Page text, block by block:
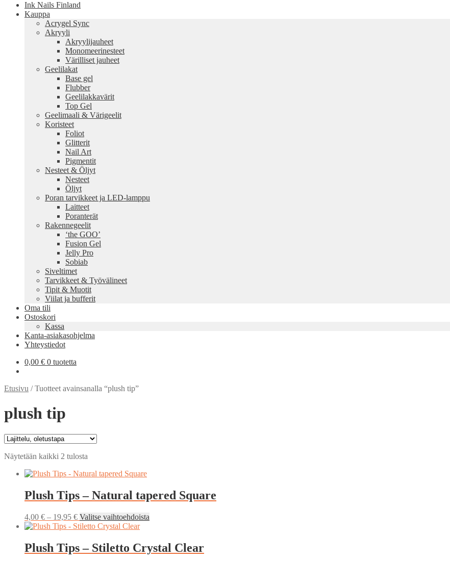
Ink Nails Finland
Kauppa
Acrygel Sync
Akryyli
Akryylijauheet
Monomeerinesteet
Värilliset jauheet
Geelilakat
Base gel
Flubber
Geelilakkavärit
Top Gel
Geelimaali & Värigeelit
Koristeet
Foliot
Glitterit
Nail Art
Pigmentit
Nesteet & Öljyt
Nesteet
Öljyt
Poran tarvikkeet ja LED-lamppu
Laitteet
Poranterät
Rakennegeelit
‘the GOO’
Fusion Gel
Jelly Pro
Sobiab
Siveltimet
Tarvikkeet & Työvälineet
Tipit & Muotit
Viilat ja bufferit
Oma tili
Ostoskori
Kassa
Kanta-asiakasohjelma
Yhteystiedot
0,00 € 0 tuotetta
Etusivu /Tuotteet avainsanalla “plush tip”
plush tip
Näytetään kaikki 2 tulosta
Plush Tips – Natural tapered Square
4,00 € – 19,95 €Hintaluokka:
4,00 €
19,95 €
Valitse vaihtoehdoista
useampi
muunnelma.
Plush Tips – Stiletto Crystal Clear